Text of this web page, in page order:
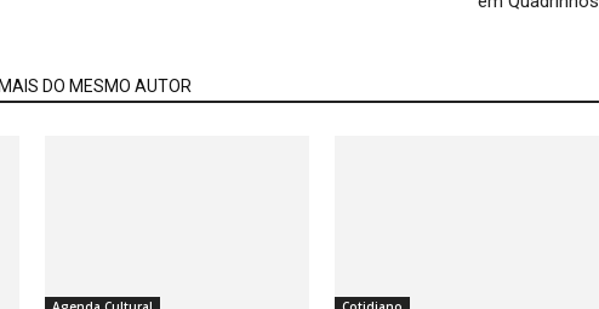
MAIS DO MESMO AUTOR